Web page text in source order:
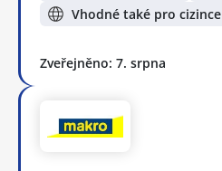
Vhodné také pro cizince
Zveřejněno: 7. srpna